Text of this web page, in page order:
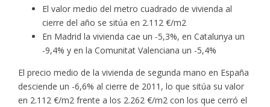
El valor medio del metro cuadrado de vivienda al
cierre del año se sitúa en 2.112 €/m2
En Madrid la vivienda cae un -5,3%, en Catalunya un
-9,4% y en la Comunitat Valenciana un -5,4%
El precio medio de la vivienda de segunda mano en España
desciende un -6,6% al cierre de 2011, lo que sitúa su valor
en 2.112 €/m2 frente a los 2.262 €/m2 con los que cerró el